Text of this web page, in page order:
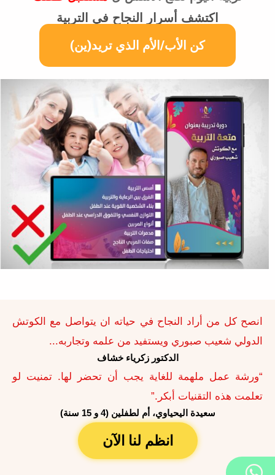
اكتشف أسرار النجاح في التربية
كن الأب/الأم الذي تريد(ين)
انصح كل من أراد النجاح في حياته ان يتواصل مع الكوتش
الدولي شعيب صبوري ويستفيد من علمه وتجاربه...
الدكتور زكرياء خشاف
“ورشة عمل ملهمة للغاية يجب أن تحضر لها. تمنيت لو
تعلمت هذه التقنيات أبكر.”
سعيدة اليحياوي، أم لطفلين (4 و 15 سنة)
انظم لنا الآن